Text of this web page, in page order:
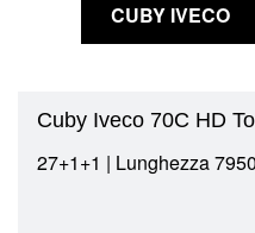
CUBY IVECO
Cuby Iveco 70C HD
27+1+1 | Lunghezza